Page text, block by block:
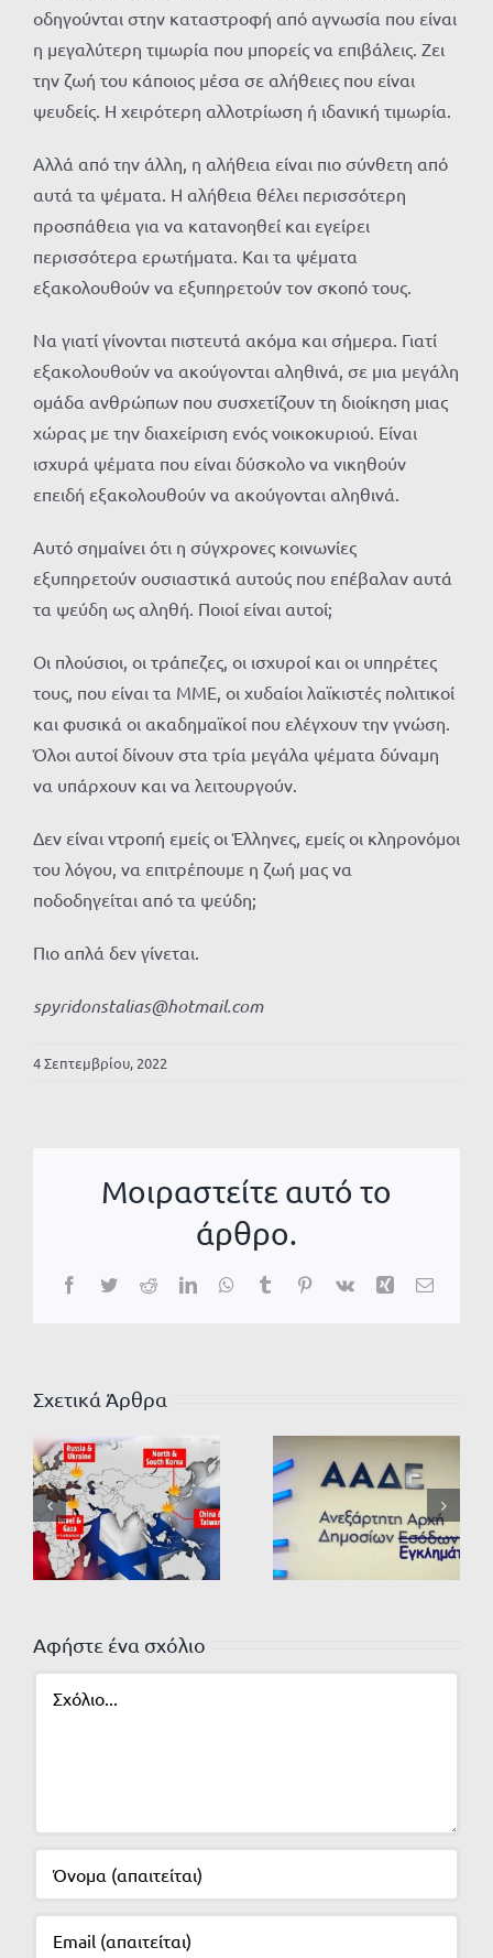
οδηγούνται στην καταστροφή από αγνωσία που είναι
η μεγαλύτερη τιμωρία που μπορείς να επιβάλεις. Ζει
την ζωή του κάποιος μέσα σε αλήθειες που είναι
ψευδείς. Η χειρότερη αλλοτρίωση ή ιδανική τιμωρία.
Αλλά από την άλλη, η αλήθεια είναι πιο σύνθετη από
αυτά τα ψέματα. Η αλήθεια θέλει περισσότερη
προσπάθεια για να κατανοηθεί και εγείρει
περισσότερα ερωτήματα. Και τα ψέματα
εξακολουθούν να εξυπηρετούν τον σκοπό τους.
Να γιατί γίνονται πιστευτά ακόμα και σήμερα. Γιατί
εξακολουθούν να ακούγονται αληθινά, σε μια μεγάλη
ομάδα ανθρώπων που συσχετίζουν τη διοίκηση μιας
χώρας με την διαχείριση ενός νοικοκυριού. Είναι
ισχυρά ψέματα που είναι δύσκολο να νικηθούν
επειδή εξακολουθούν να ακούγονται αληθινά.
Αυτό σημαίνει ότι η σύγχρονες κοινωνίες
εξυπηρετούν ουσιαστικά αυτούς που επέβαλαν αυτά
τα ψεύδη ως αληθή. Ποιοί είναι αυτοί;
Οι πλούσιοι, οι τράπεζες, οι ισχυροί και οι υπηρέτες
τους, που είναι τα ΜΜΕ, οι χυδαίοι λαϊκιστές πολιτικοί
και φυσικά οι ακαδημαϊκοί που ελέγχουν την γνώση.
Όλοι αυτοί δίνουν στα τρία μεγάλα ψέματα δύναμη
να υπάρχουν και να λειτουργούν.
Δεν είναι ντροπή εμείς οι Έλληνες, εμείς οι κληρονόμοι
του λόγου, να επιτρέπουμε η ζωή μας να
ποδοδηγείται από τα ψεύδη;
Πιο απλά δεν γίνεται.
spyridonstalias@hotmail.com
4 Σεπτεμβρίου, 2022
Μοιραστείτε αυτό το
άρθρο.
Facebook
TwitterRedditLinkedInWhatsApp
TumblrPinterest
Vk Xing Email
Σχετικά Άρθρα
Αφήστε ένα σχόλιο